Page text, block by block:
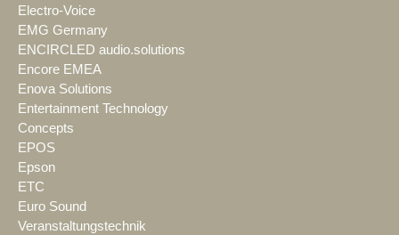
Electro-Voice
EMG Germany
ENCIRCLED audio.solutions
Encore EMEA
Enova Solutions
Entertainment Technology
Concepts
EPOS
Epson
ETC
Euro Sound
Veranstaltungstechnik